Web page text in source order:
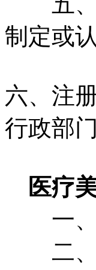
制定或
六、注
行政部
医疗
一、
二、